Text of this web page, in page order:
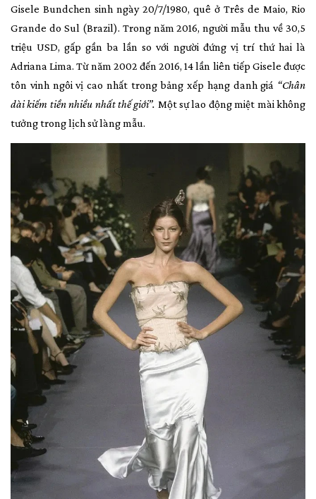
Gisele Bundchen sinh ngày 20/7/1980, quê ở Três de Maio, Rio
Grande do Sul (Brazil). Trong năm 2016, người mẫu thu về 30,5
triệu USD, gấp gần ba lần so với người đứng vị trí thứ hai là
Adriana Lima. Từ năm 2002 đến 2016, 14 lần liên tiếp Gisele được
tôn vinh ngôi vị cao nhất trong bảng xếp hạng danh giá “Chân
dài kiếm tiền nhiều nhất thế giới”. Một sự lao động miệt mài không
tưởng trong lịch sử làng mẫu.